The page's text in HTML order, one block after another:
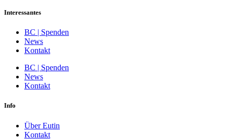
Interessantes
BC | Spenden
News
Kontakt
BC | Spenden
News
Kontakt
Info
Über Eutin
Kontakt